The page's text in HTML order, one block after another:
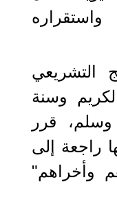
التشريعي
وسنة
وسلم، قرر
راجعة إلى
وأخراهم"